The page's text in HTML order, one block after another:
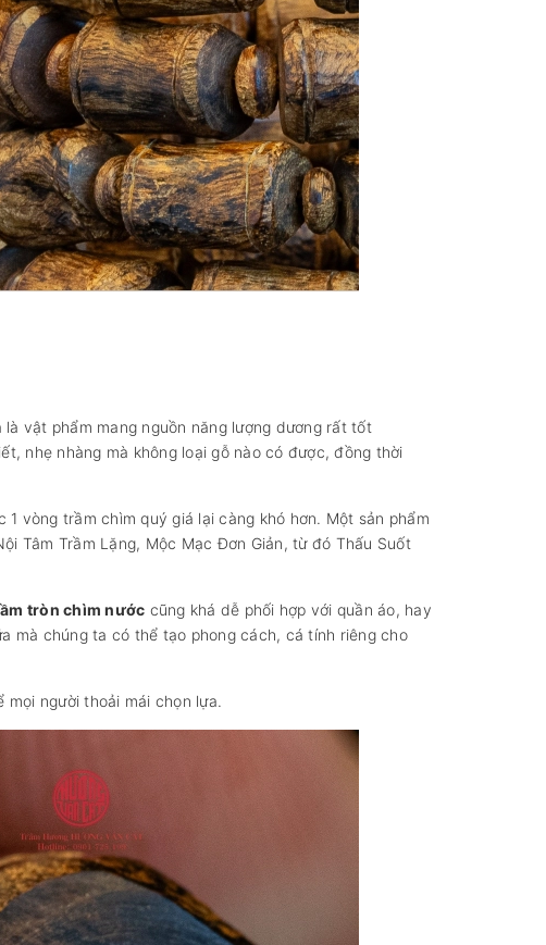
vật phẩm mang nguồn năng lượng dương rất tốt
nhẹ nhàng mà không loại gỗ nào có được, đồng thời
vòng trầm chìm quý giá lại càng khó hơn. Một sản phẩm
Tâm Trầm Lặng, Mộc Mạc Đơn Giản, từ đó Thấu Suốt
tròn chìm nước cũng khá dễ phối hợp với quần áo, hay
mà chúng ta có thể tạo phong cách, cá tính riêng cho
người thoải mái chọn lựa.